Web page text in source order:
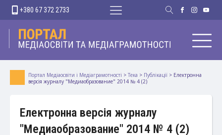
+380 67 372 2733
Портал Медіаосвіти і Медіаграмотності > Тека > Публікації > Електронна
версія журналу "Медиаобразование" 2014 № 4 (2)
Електронна версія журналу
"Медиаобразование" 2014 № 4 (2)